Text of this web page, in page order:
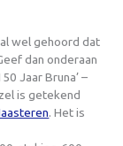
wel gehoord dat
dan onderaan
Jaar Bruna’ –
is getekend
. Het is